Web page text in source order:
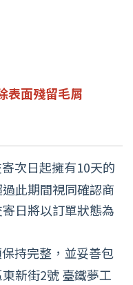
表面殘留毛屑
次日起擁有10天的
此期間視同確認商
日將以訂單狀態為
持完整，並妥善包
新街2號 臺鐵夢工